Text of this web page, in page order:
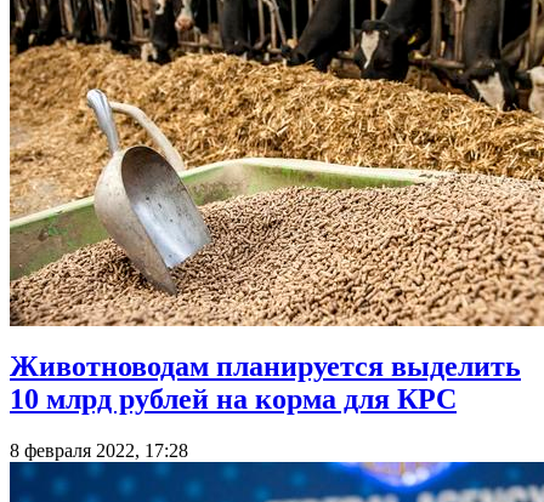
Животноводам планируется выделить
10 млрд рублей на корма для КРС
8 февраля 2022, 17:28